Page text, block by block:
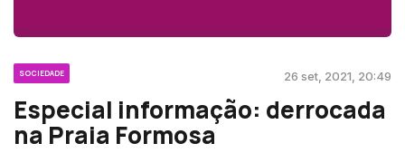
SOCIEDADE 26 set, 2021, 20:49
Especial informação: derrocada
na Praia Formosa